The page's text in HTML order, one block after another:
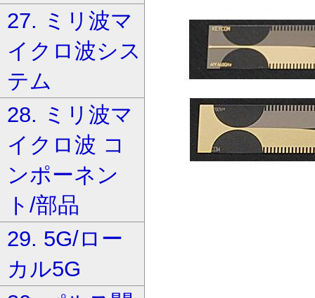
27. ミリ波マ
イクロ波シス
テム
28. ミリ波マ
イクロ波 コ
ンポーネン
ト/部品
29. 5G/ロー
カル5G